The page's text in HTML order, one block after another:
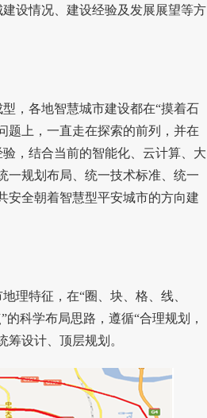
设情况、建设经验及发展展望等方
，各地智慧城市建设都在“摸着石
题上，一直走在探索的前列，并在
，结合当前的智能化、云计算、大
一规划布局、统一技术标准、统一
安全朝着智慧型平安城市的方向建
特征，在“圈、块、格、线、
科学布局思路，遵循“合理规划，
筹设计、顶层规划。